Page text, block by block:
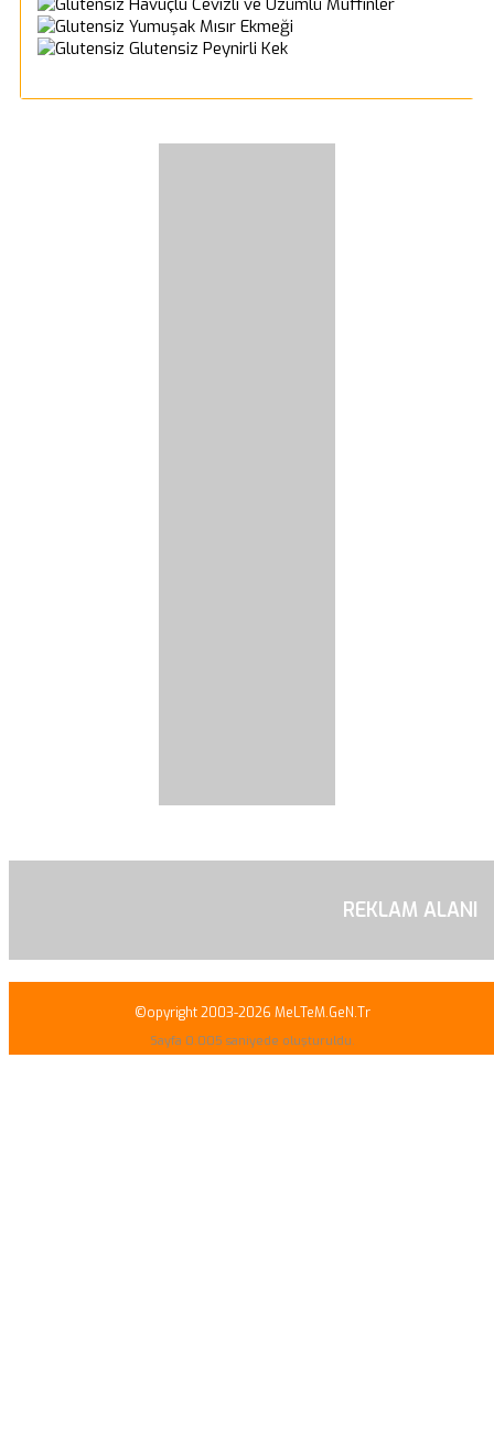
Yumuşak Mısır Ekmeği
Glutensiz Peynirli Kek
REKLAM ALANI
©opyright 2003-2026 MeLTeM.GeN.Tr
Sayfa 0.005 saniyede oluşturuldu.